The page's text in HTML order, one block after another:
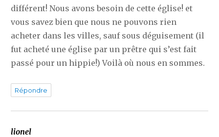
différent! Nous avons besoin de cette église! et
vous savez bien que nous ne pouvons rien
acheter dans les villes, sauf sous déguisement (il
fut acheté une église par un prêtre qui s’est fait
passé pour un hippie!) Voilà où nous en sommes.
Répondre
lionel